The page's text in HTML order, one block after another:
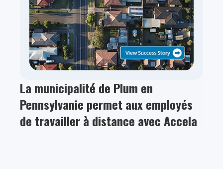
La municipalité de Plum en
Pennsylvanie permet aux employés
de travailler à distance avec Accela